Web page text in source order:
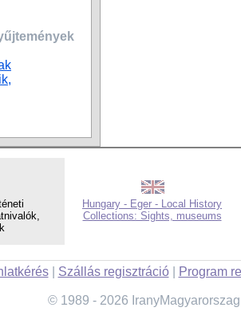
Hungary - Eger - Local History
Collections: Sights, museums
| Szállás regisztráció| Program
© 1989 - 2026